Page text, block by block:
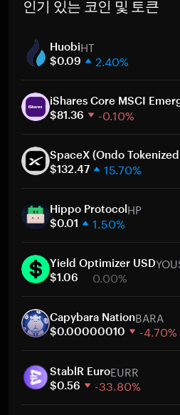
인기 있는 코인 및 토큰
HuobiHT
$0.09 2.40%
30일
시가총액
iShares Core MSCI
$81.36
-0.10%
30일
시가총액
SpaceX (Ondo
$132.47 15.70%
30일
시가총액
Hippo ProtocolHP
$0.01 1.50%
30일
시가총액
Yield Optimizer USD
$1.06 0.00%
30일
시가총액
Capybara NationBARA
$0.00000010 -4.70%
30일
시가총액
StablR EuroEURR
$0.56 -33.80%